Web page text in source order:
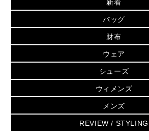
▶ ウィメンズ
バッグ
小物
シューズ・靴
ウェア
アクセサリー
時計
▶ メンズ
バッグ
PRODUCT OF THE MONTH - 今月
再値下げアイテム
追加アイテム
▶ ウィメンズすべて(ウェア・シ
バッグ
財布・小物
ウェア
シューズ
時計・ジュエリー
新着
夏のスタイル
▶ すべて
▶ ウィメンズすべて
財布・小物
アクセサリー
フレグランス
シューズ
バッグ
人気の定番アイテム
日本限定 - バッグ
▶ ウィメンズすべて
トートバッグ
ショルダーバッグ
クロスボディ・斜め掛
財布
日本限定 - 財布・小物
▶ ウィメンズすべて
GREENWICH
折り財布(二つ折り・三つ
長財布
ウェア
▶ ウィメンズすべて
トップス
スカート・パンツ
ジャケット・アウター
シューズ
▶ ウィメンズすべて
サンダル
スニーカー
ウィメンズ
人気の定番アイテム
▶ ウィメンズすべて
メンズ
▶ メンズすべて
REVIEW / STYLING